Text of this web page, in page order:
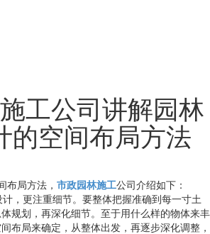
工公司讲解园林
的空间布局方法
布局方法， 市政园林施工公司介绍如下：
，更注重细节。要整体把握准确到每一寸土
规划，再深化细节。至于用什么样的物体来丰
布局来确定，从整体出发，再逐步深化调整，